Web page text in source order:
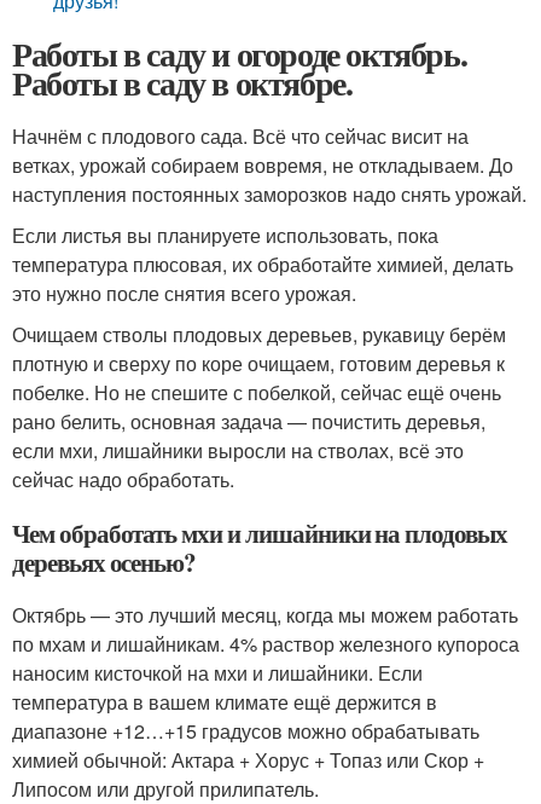
Работы в саду и огороде октябрь.
Работы в саду в октябре.
Начнём с плодового сада. Всё что сейчас висит на
ветках, урожай собираем вовремя, не откладываем. До
наступления постоянных заморозков надо снять урожай.
Если листья вы планируете использовать, пока
температура плюсовая, их обработайте химией, делать
это нужно после снятия всего урожая.
Очищаем стволы плодовых деревьев, рукавицу берём
плотную и сверху по коре очищаем, готовим деревья к
побелке. Но не спешите с побелкой, сейчас ещё очень
рано белить, основная задача — почистить деревья,
если мхи, лишайники выросли на стволах, всё это
сейчас надо обработать.
Чем обработать мхи и лишайники на плодовых
деревьях осенью?
Октябрь — это лучший месяц, когда мы можем работать
по мхам и лишайникам. 4% раствор железного купороса
наносим кисточкой на мхи и лишайники. Если
температура в вашем климате ещё держится в
диапазоне +12…+15 градусов можно обрабатывать
химией обычной: Актара + Хорус + Топаз или Скор +
Липосом или другой прилипатель.